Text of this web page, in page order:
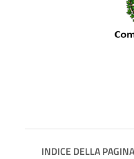
INDICE DELLA PAGINA